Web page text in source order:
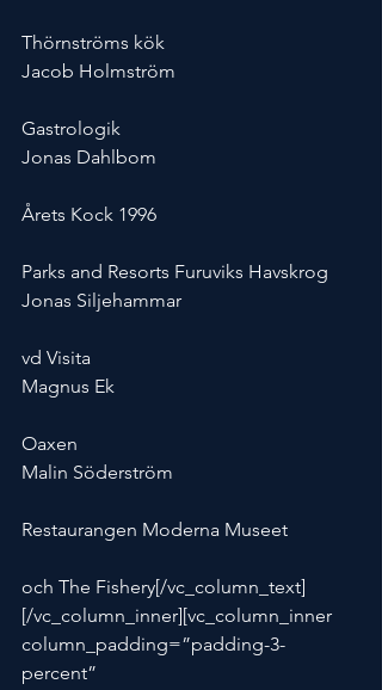
Thörnströms kök
Jacob Holmström
Gastrologik
Jonas Dahlbom
Årets Kock 1996
Parks and Resorts Furuviks Havskrog
Jonas Siljehammar
vd Visita
Magnus Ek
Oaxen
Malin Söderström
Restaurangen Moderna Museet
och The Fishery[/vc_column_text]
[/vc_column_inner][vc_column_inner
column_padding=”padding-3-
percent”